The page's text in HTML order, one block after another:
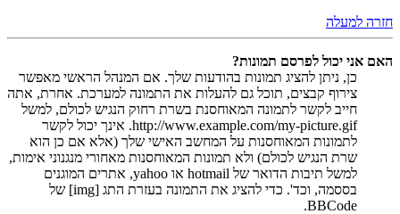
חזרה למעלה
האם אני יכול לפרסם תמונות?
כן, ניתן להציג תמונות בהודעות שלך. אם המנהל הראשי מאפשר
צירוף קבצים, תוכל גם להעלות את התמונה למערכת. אחרת, אתה
חייב לקשר לתמונה המאוחסנת בשרת רחוק הנגיש לכולם, למשל
http://www.example.com/my-picture.gif. אינך יכול לקשר
לתמונות המאוחסנות על המחשב האישי שלך (אלא אם כן הוא
שרת הנגיש לכולם) ולא תמונות המאוחסנות מאחורי מנגנוני אימות,
למשל תיבות הדואר של hotmail או yahoo, אתרים המוגנים
בססמה, וכד'. כדי להציג את התמונה בעזרת התג [img] של
BBCode.